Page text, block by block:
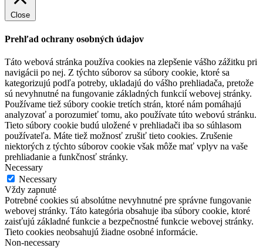
Close
Prehľad ochrany osobných údajov
Táto webová stránka používa cookies na zlepšenie vášho zážitku pri
navigácii po nej. Z týchto súborov sa súbory cookie, ktoré sa
kategorizujú podľa potreby, ukladajú do vášho prehliadača, pretože
sú nevyhnutné na fungovanie základných funkcií webovej stránky.
Používame tiež súbory cookie tretích strán, ktoré nám pomáhajú
analyzovať a porozumieť tomu, ako používate túto webovú stránku.
Tieto súbory cookie budú uložené v prehliadači iba so súhlasom
používateľa. Máte tiež možnosť zrušiť tieto cookies. Zrušenie
niektorých z týchto súborov cookie však môže mať vplyv na vaše
prehliadanie a funkčnosť stránky.
Necessary
Necessary
Vždy zapnuté
Potrebné cookies sú absolútne nevyhnutné pre správne fungovanie
webovej stránky. Táto kategória obsahuje iba súbory cookie, ktoré
zaisťujú základné funkcie a bezpečnostné funkcie webovej stránky.
Tieto cookies neobsahujú žiadne osobné informácie.
Non-necessary